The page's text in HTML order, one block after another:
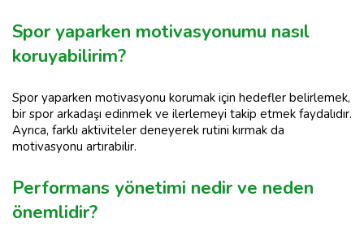
Spor yaparken motivasyonumu nasıl
koruyabilirim?
Spor yaparken motivasyonu korumak için hedefler belirlemek,
bir spor arkadaşı edinmek ve ilerlemeyi takip etmek faydalıdır.
Ayrıca, farklı aktiviteler deneyerek rutini kırmak da
motivasyonu artırabilir.
Performans yönetimi nedir ve neden
önemlidir?